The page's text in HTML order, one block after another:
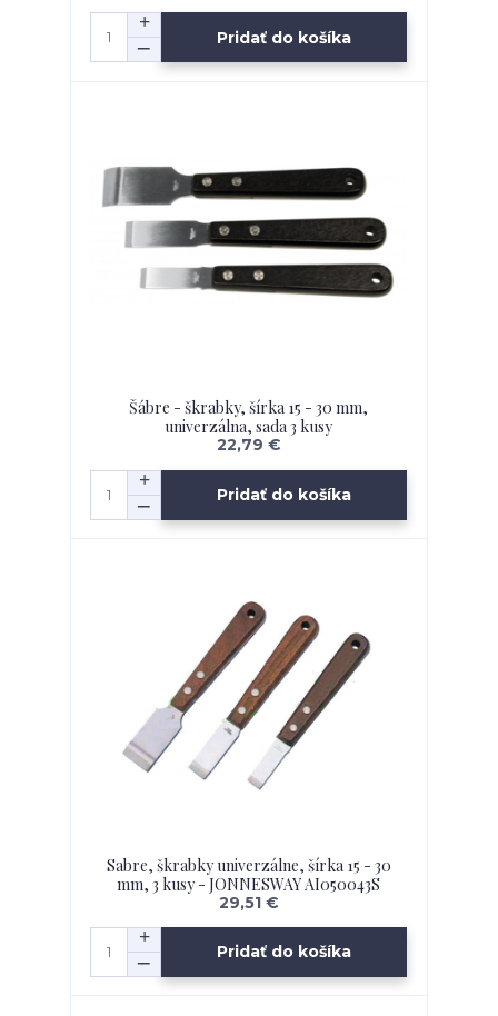
Pridať do košíka
Šábre - škrabky, šírka 15 - 30 mm,
univerzálna, sada 3 kusy
22,79 €
Pridať do košíka
Sabre, škrabky univerzálne, šírka 15 - 30
mm, 3 kusy - JONNESWAY AI050043S
29,51 €
Pridať do košíka